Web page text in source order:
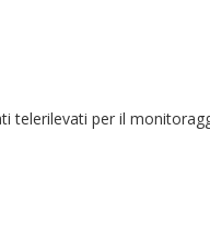
telerilevati per il